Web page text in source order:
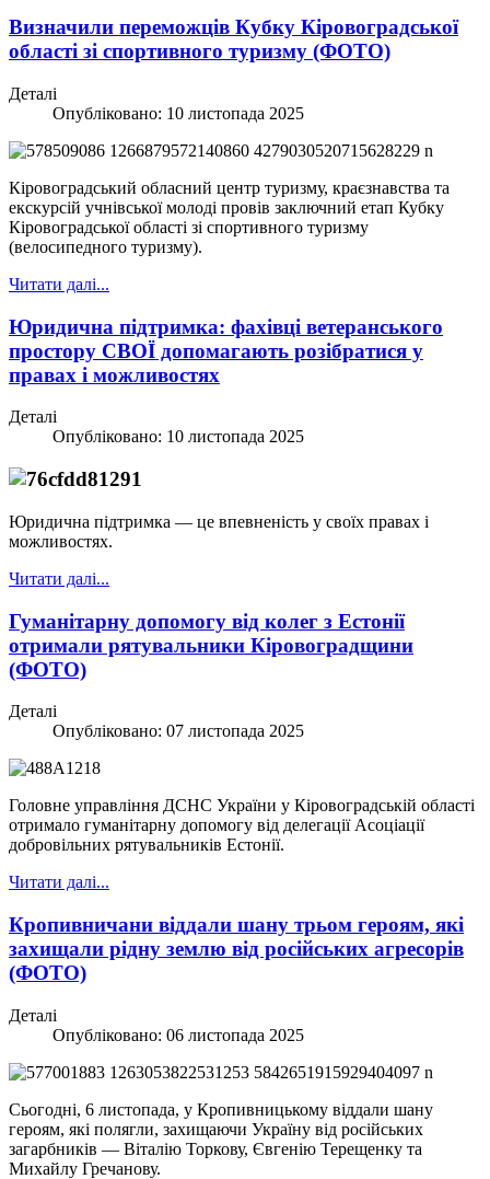
Визначили переможців Кубку Кіровоградської
області зі спортивного туризму (ФОТО)
Деталі
Опубліковано: 10 листопада 2025
Кіровоградський обласний центр туризму, краєзнавства та
екскурсій учнівської молоді провів заключний етап Кубку
Кіровоградської області зі спортивного туризму
(велосипедного туризму).
Читати далі...
Юридична підтримка: фахівці ветеранського
простору СВОЇ допомагають розібратися у
правах і можливостях
Деталі
Опубліковано: 10 листопада 2025
Юридична підтримка — це впевненість у своїх правах і
можливостях.
Читати далі...
Гуманітарну допомогу від колег з Естонії
отримали рятувальники Кіровоградщини
(ФОТО)
Деталі
Опубліковано: 07 листопада 2025
Головне управління ДСНС України у Кіровоградській області
отримало гуманітарну допомогу від делегації Асоціації
добровільних рятувальників Естонії.
Читати далі...
Кропивничани віддали шану трьом героям, які
захищали рідну землю від російських агресорів
(ФОТО)
Деталі
Опубліковано: 06 листопада 2025
Сьогодні, 6 листопада, у Кропивницькому віддали шану
героям, які полягли, захищаючи Україну від російських
загарбників — Віталію Торкову, Євгенію Терещенку та
Михайлу Гречанову.